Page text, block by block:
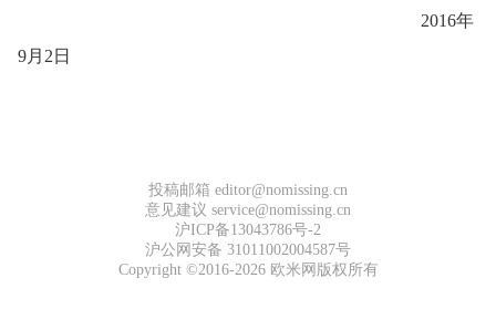
2016年
9月2日
投稿邮箱 editor@nomissing.cn
意见建议 service@nomissing.cn
沪ICP备13043786号-2
沪公网安备 31011002004587号
Copyright ©2016-2026 欧米网版权所有